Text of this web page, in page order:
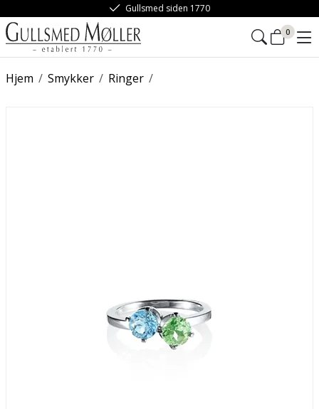
Gullsmed siden 1770
0
/
Hjem /
Smykker /
Ringer